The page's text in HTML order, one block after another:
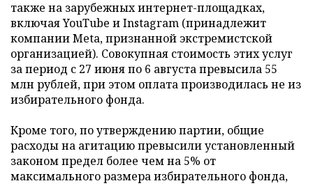
также на зарубежных интернет-площадках,
включая YouTube и Instagram (принадлежит
компании Meta, признанной экстремистской
организацией). Совокупная стоимость этих услуг
за период с 27 июня по 6 августа превысила 55
млн рублей, при этом оплата производилась не из
избирательного фонда.
Кроме того, по утверждению партии, общие
расходы на агитацию превысили установленный
законом предел более чем на 5% от
максимального размера избирательного фонда,